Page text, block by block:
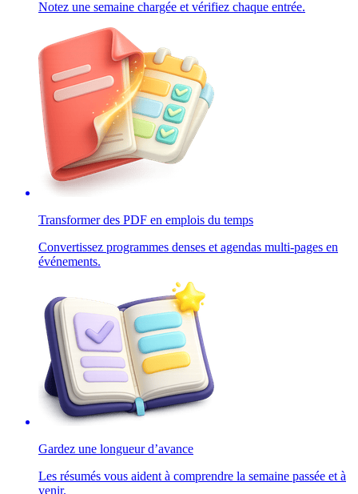
Notez une semaine chargée et vérifiez chaque entrée.
Transformer des PDF en emplois du temps
Convertissez programmes denses et agendas multi-pages en
événements.
Gardez une longueur d’avance
Les résumés vous aident à comprendre la semaine passée et à
venir.